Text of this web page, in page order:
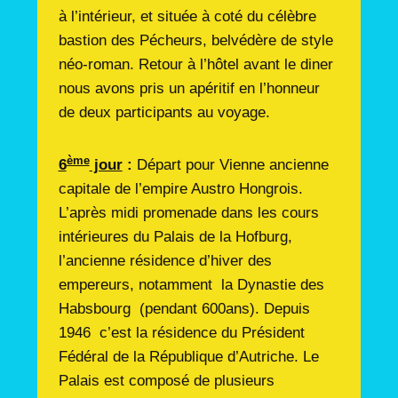
à l’intérieur, et située à coté du célèbre
bastion des Pécheurs, belvédère de style
néo-roman. Retour à l’hôtel avant le diner
nous avons pris un apéritif en l’honneur
de deux participants au voyage.
6èmejour: Départ pour Vienne ancienne
capitale de l’empire Austro Hongrois.
L’après midi promenade dans les cours
intérieures du Palais de la Hofburg,
l’ancienne résidence d’hiver des
empereurs, notamment la Dynastie des
Habsbourg (pendant 600ans). Depuis
1946 c’est la résidence du Président
Fédéral de la République d’Autriche. Le
Palais est composé de plusieurs